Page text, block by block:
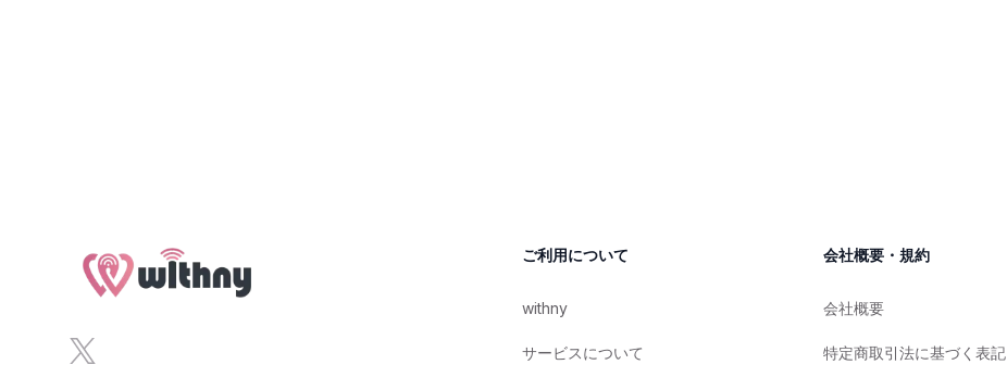
x
ご利用について
withny
サービスについて
会社概要・規約
会社概要
特定商取引法に基づく表記